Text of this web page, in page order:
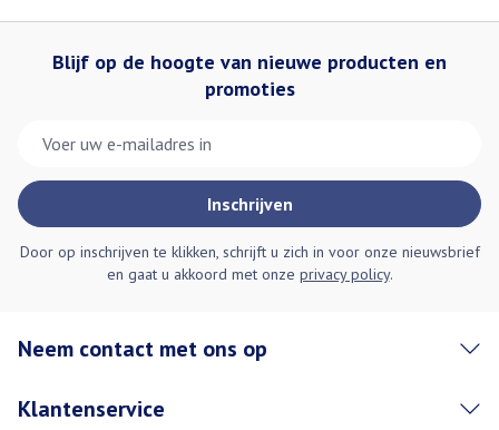
Blijf op de hoogte van nieuwe producten en
promoties
Inschrijven
Door op inschrijven te klikken, schrijft u zich in voor onze nieuwsbrief
en gaat u akkoord met onze privacy policy.
Neem contact met ons op
Klantenservice